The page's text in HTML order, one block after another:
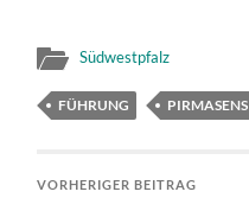
Südwestpfalz
FÜHRUNG PIRMASENS
VORHERIGER BEITRAG